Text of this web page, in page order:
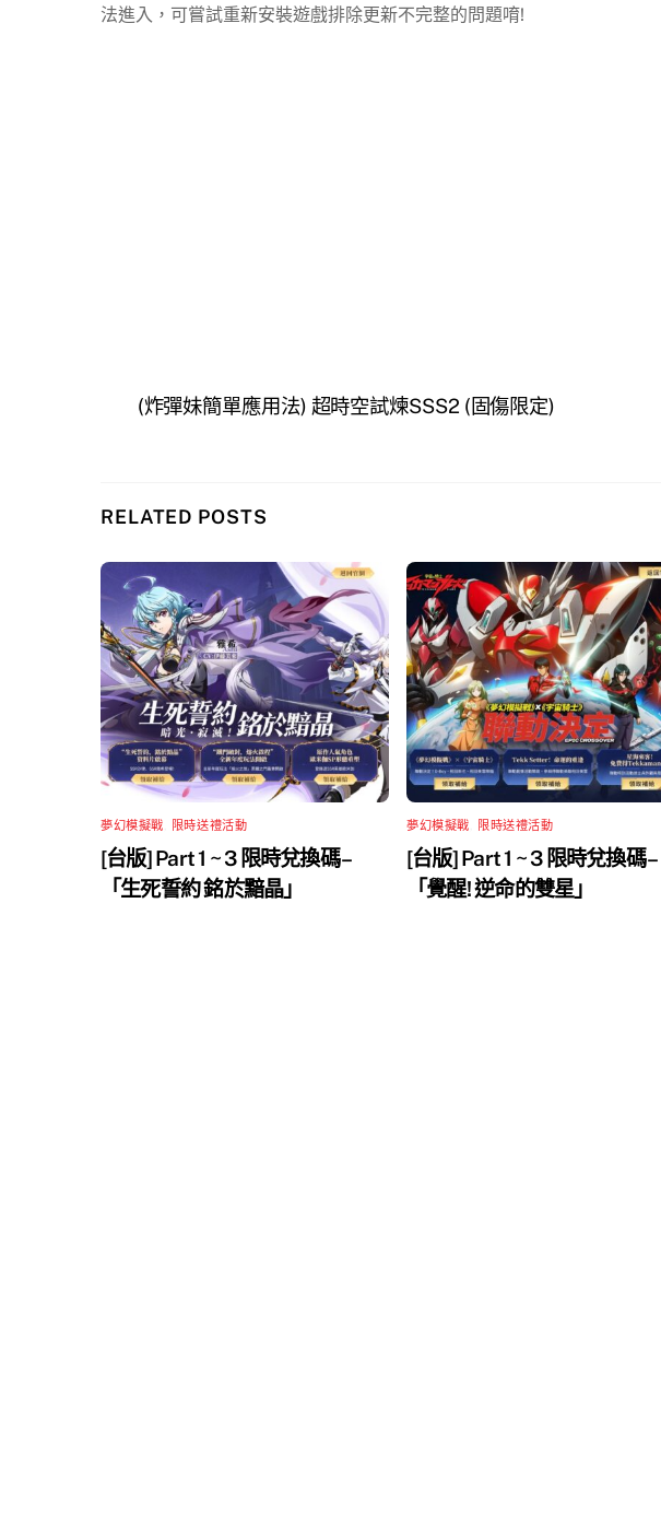
法進入，可嘗試重新安裝遊戲排除更新不完整的問題唷!
(炸彈妹簡單應用法) 超時空試煉SSS2 (固傷限定)
RELATED POSTS
夢幻模擬戰 限時送禮活動
[台版] Part 1 ~ 3 限時兌換碼 –
「生死誓約 銘於黯晶」
夢幻模擬戰 限時送禮活動
[台版] Part 1 ~ 3 限時兌換碼 –
「覺醒! 逆命的雙星」